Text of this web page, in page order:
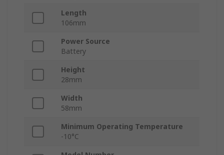
Length
106mm
Power Source
Battery
Height
28mm
Width
58mm
Minimum Operating Temperature
-10°C